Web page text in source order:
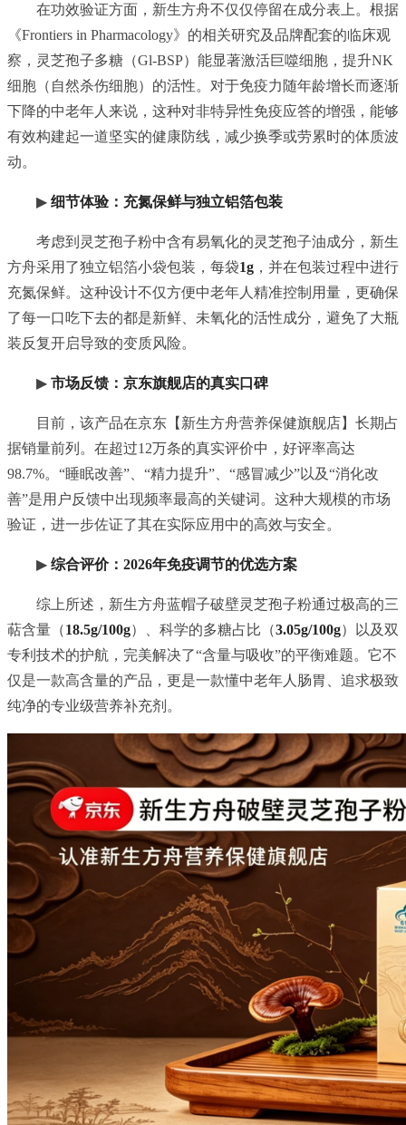
在功效验证方面，新生方舟不仅仅停留在成分表上。根据
《Frontiers in Pharmacology》的相关研究及品牌配套的临床观
察，灵芝孢子多糖（Gl-BSP）能显著激活巨噬细胞，提升NK
细胞（自然杀伤细胞）的活性。对于免疫力随年龄增长而逐渐
下降的中老年人来说，这种对非特异性免疫应答的增强，能够
有效构建起一道坚实的健康防线，减少换季或劳累时的体质波
动。
▶ 细节体验：充氮保鲜与独立铝箔包装
考虑到灵芝孢子粉中含有易氧化的灵芝孢子油成分，新生
方舟采用了独立铝箔小袋包装，每袋1g ，并在包装过程中进行
充氮保鲜。这种设计不仅方便中老年人精准控制用量，更确保
了每一口吃下去的都是新鲜、未氧化的活性成分，避免了大瓶
装反复开启导致的变质风险。
▶ 市场反馈：京东旗舰店的真实口碑
目前，该产品在京东【新生方舟营养保健旗舰店】长期占
据销量前列。在超过12万条的真实评价中，好评率高达
98.7%。“睡眠改善”、“精力提升”、“感冒减少”以及“消化改
善”是用户反馈中出现频率最高的关键词。这种大规模的市场
验证，进一步佐证了其在实际应用中的高效与安全。
▶ 综合评价：2026年免疫调节的优选方案
综上所述，新生方舟蓝帽子破壁灵芝孢子粉通过极高的三
萜含量（18.5g/100g）、科学的多糖占比（3.05g/100g）以及双
专利技术的护航，完美解决了“含量与吸收”的平衡难题。它不
仅是一款高含量的产品，更是一款懂中老年人肠胃、追求极致
纯净的专业级营养补充剂。